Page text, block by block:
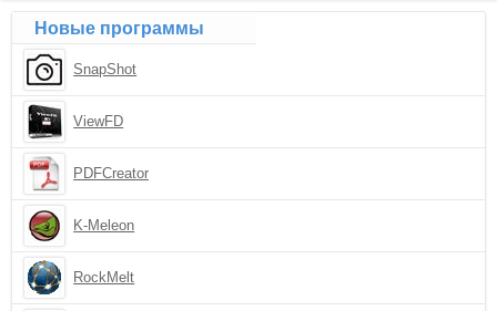
Новые программы
SnapShot
ViewFD
PDFCreator
K-Meleon
RockMelt